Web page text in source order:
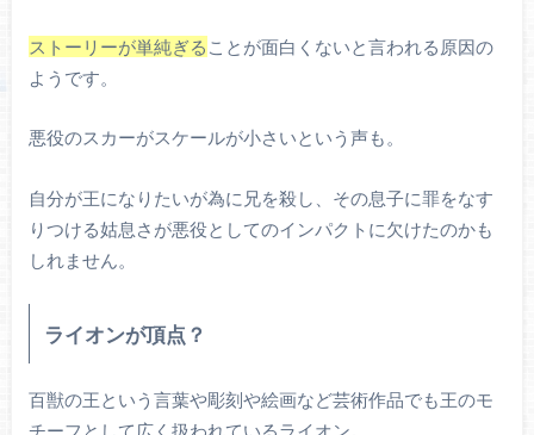
ストーリーが単純ぎる ことが面白くないと言われる原因の
ようです。
悪役のスカーがスケールが小さいという声も。
自分が王になりたいが為に兄を殺し、その息子に罪をなす
りつける姑息さが悪役としてのインパクトに欠けたのかも
しれません。
ライオンが頂点？
百獣の王という言葉や彫刻や絵画など芸術作品でも王のモ
チーフとして広く扱われているライオン。